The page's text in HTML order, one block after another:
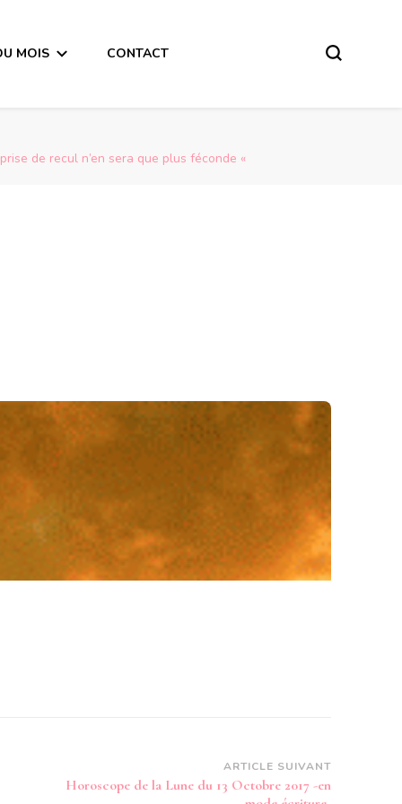
MOIS CONTACT
de recul n’en sera que plus féconde «
ARTICLE SUIVANT
Horoscope de la Lune du 13 Octobre 2017 -en